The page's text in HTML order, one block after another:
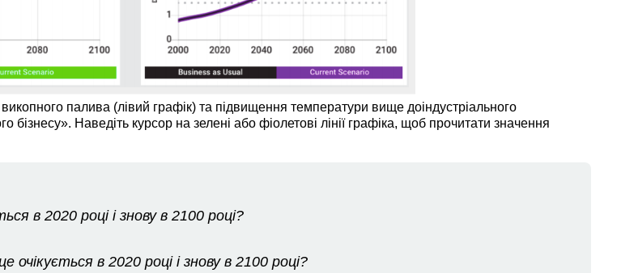
палива (лівий графік) та підвищення температури вище доіндустріального
Наведіть курсор на зелені або фіолетові лінії графіка, щоб прочитати значення
в 2020 році і знову в 2100 році?
очікується в 2020 році і знову в 2100 році?